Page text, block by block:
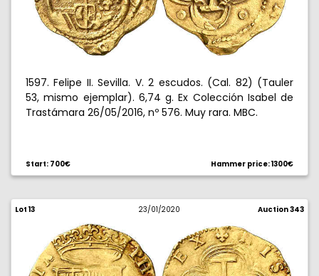
1597. Felipe II. Sevilla. V. 2 escudos. (Cal. 82) (Tauler
53, mismo ejemplar). 6,74 g. Ex Colección Isabel de
Trastámara 26/05/2016, nº 576. Muy rara. MBC.
Start: 700€ Hammer price: 1300€
Lot 13 23/01/2020 Auction 343